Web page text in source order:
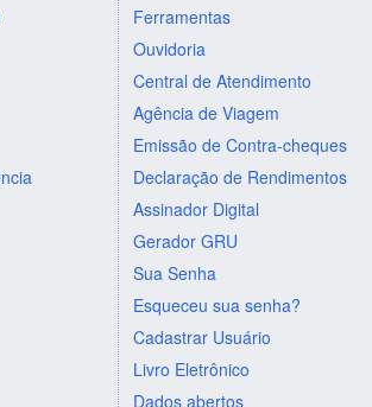
Ferramentas
Ouvidoria
Central de Atendimento
Agência de Viagem
Emissão de Contra-cheques
Declaração de Rendimentos
Assinador Digital
Gerador GRU
Sua Senha
Esqueceu sua senha?
Cadastrar Usuário
Livro Eletrônico
Dados abertos